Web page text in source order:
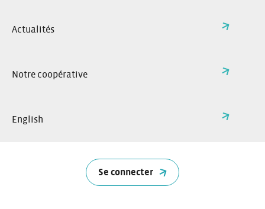
Actualités
Notre coopérative
English
Se connecter